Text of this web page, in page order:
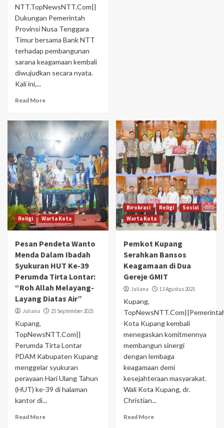
NTT.TopNewsNTT.Com||
Dukungan Pemerintah
Provinsi Nusa Tenggara
Timur bersama Bank NTT
terhadap pembangunan
sarana keagamaan kembali
diwujudkan secara nyata.
Kali ini,...
Read More
Religi Warta Kota
Pesan Pendeta Wanto
Menda Dalam Ibadah
Syukuran HUT Ke-39
Perumda Tirta Lontar:
“Roh Allah Melayang-
Layang Diatas Air”
Juliana 25 September 2025
Kupang,
TopNewsNTT.Com||
Perumda Tirta Lontar
PDAM Kabupaten Kupang
menggelar syukuran
perayaan Hari Ulang Tahun
(HUT) ke-39 di halaman
kantor di...
Read More
Birokrasi Religi
Sosial
Warta Kota
Pemkot Kupang
Serahkan Bansos
Keagamaan di Dua
Gereje GMIT
Juliana 13 Agustus 2025
Kupang,
Kota Kupang kembali
menegaskan komitmennya
membangun sinergi
dengan lembaga
keagamaan demi
kesejahteraan masyarakat.
Wali Kota Kupang, dr.
Christian...
Read More